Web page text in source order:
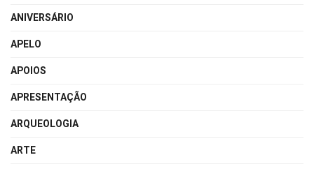
ANIVERSÁRIO
APELO
APOIOS
APRESENTAÇÃO
ARQUEOLOGIA
ARTE